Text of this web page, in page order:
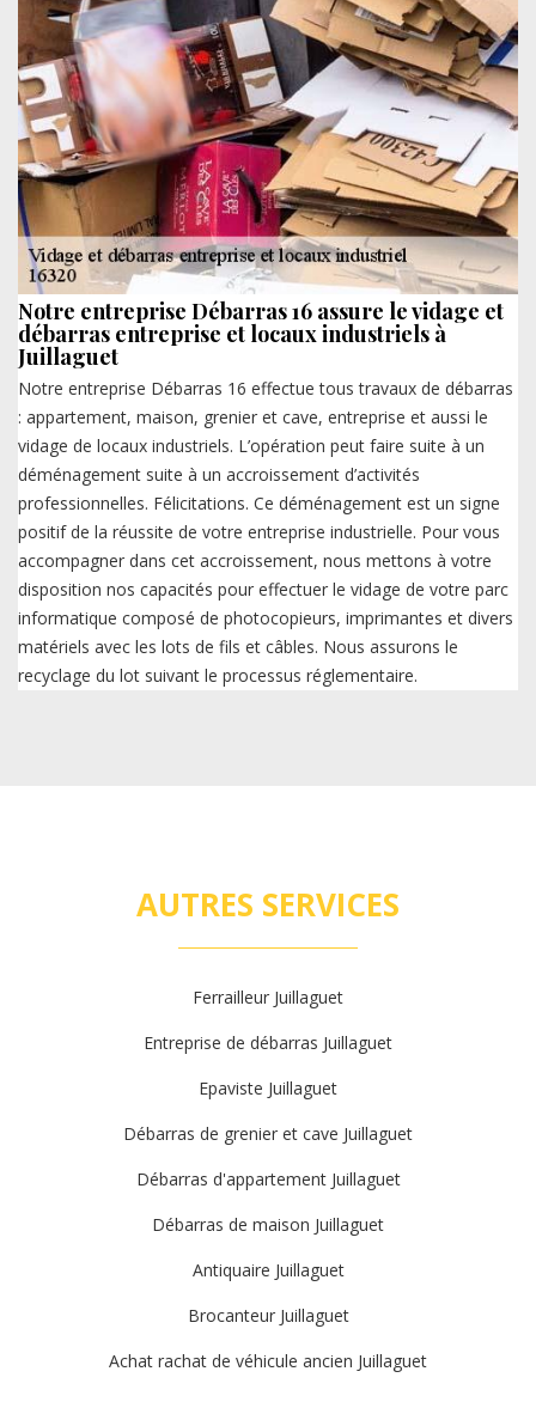
Notre entreprise Débarras 16 assure le vidage et
débarras entreprise et locaux industriels à
Juillaguet
Notre entreprise Débarras 16 effectue tous travaux de débarras
: appartement, maison, grenier et cave, entreprise et aussi le
vidage de locaux industriels. L’opération peut faire suite à un
déménagement suite à un accroissement d’activités
professionnelles. Félicitations. Ce déménagement est un signe
positif de la réussite de votre entreprise industrielle. Pour vous
accompagner dans cet accroissement, nous mettons à votre
disposition nos capacités pour effectuer le vidage de votre parc
informatique composé de photocopieurs, imprimantes et divers
matériels avec les lots de fils et câbles. Nous assurons le
recyclage du lot suivant le processus réglementaire.
AUTRES SERVICES
Ferrailleur Juillaguet
Entreprise de débarras Juillaguet
Epaviste Juillaguet
Débarras de grenier et cave Juillaguet
Débarras d'appartement Juillaguet
Débarras de maison Juillaguet
Antiquaire Juillaguet
Brocanteur Juillaguet
Achat rachat de véhicule ancien Juillaguet